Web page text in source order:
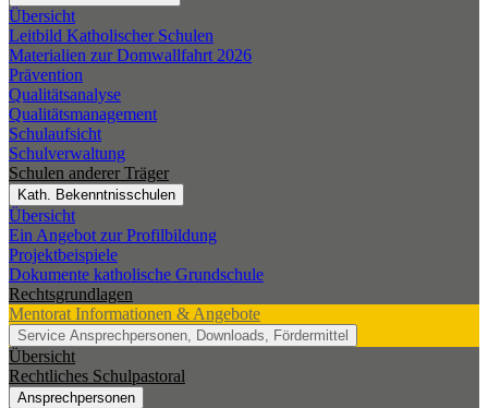
Übersicht
Leitbild Katholischer Schulen
Materialien zur Domwallfahrt 2026
Prävention
Qualitätsanalyse
Qualitätsmanagement
Schulaufsicht
Schulverwaltung
Schulen anderer Träger
Kath. Bekenntnisschulen
Übersicht
Ein Angebot zur Profilbildung
Projektbeispiele
Dokumente katholische Grundschule
Rechtsgrundlagen
Mentorat Informationen & Angebote
Service Ansprechpersonen, Downloads, Fördermittel
Übersicht
Rechtliches Schulpastoral
Ansprechpersonen